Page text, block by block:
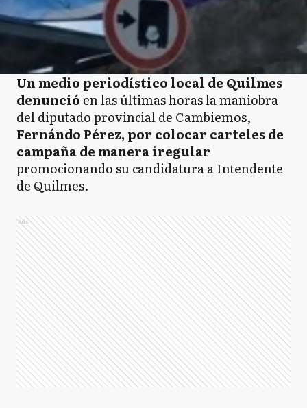
Un medio periodístico local de Quilmes
denunció en las últimas horas la maniobra
del diputado provincial de Cambiemos,
Fernándo Pérez, por colocar carteles de
campaña de manera iregular
promocionando su candidatura a Intendente
de Quilmes.
Ads